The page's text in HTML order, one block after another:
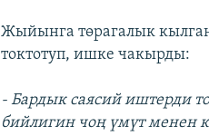
Жыйынга төрагалык
токтотуп, ишке чакырды:
- Бардык саясий иштерди
бийлигин чоң үмүт менен